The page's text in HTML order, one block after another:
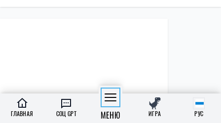
Экономика
Бизнес
ГЛАВНАЯ СОЦ GPT МЕНЮ ИГРА РУС